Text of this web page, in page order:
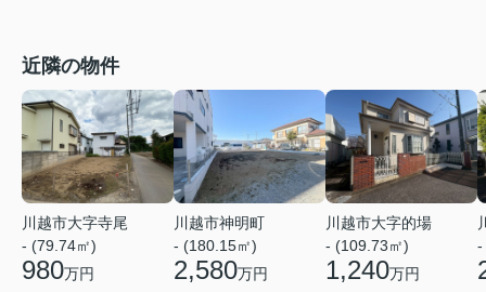
近隣の物件
川越市大字寺尾
- (79.74㎡)
980万円
川越市神明町
- (180.15㎡)
2,580万円
川越市大字的場
- (109.73㎡)
1,240万円
-